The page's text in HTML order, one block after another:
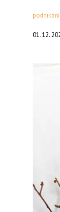
podnikání
01. 12.